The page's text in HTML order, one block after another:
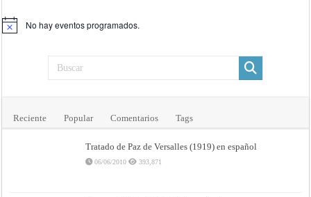
Aviso No hay eventos programados.
Reciente Popular Comentarios Tags
Tratado de Paz de Versalles (1919) en español
06/06/2010 393,871